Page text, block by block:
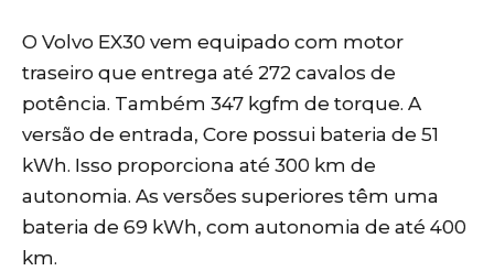
O Volvo EX30 vem equipado com motor
traseiro que entrega até 272 cavalos de
potência. Também 347 kgfm de torque. A
versão de entrada, Core possui bateria de 51
kWh. Isso proporciona até 300 km de
autonomia. As versões superiores têm uma
bateria de 69 kWh, com autonomia de até 400
km.